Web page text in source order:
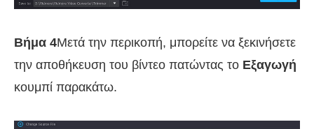
Βήμα 4Μετά την περικοπή, μπορείτε να ξεκινήσετε
την αποθήκευση του βίντεο πατώντας το Εξαγωγή
κουμπί παρακάτω.